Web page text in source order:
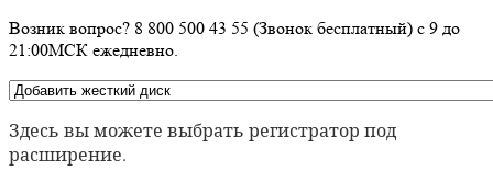
Возник вопрос? 8 800 500 43 55 (Звонок бесплатный) с 9 до
21:00МСК ежедневно.
Здесь вы можете выбрать регистратор под
расширение.